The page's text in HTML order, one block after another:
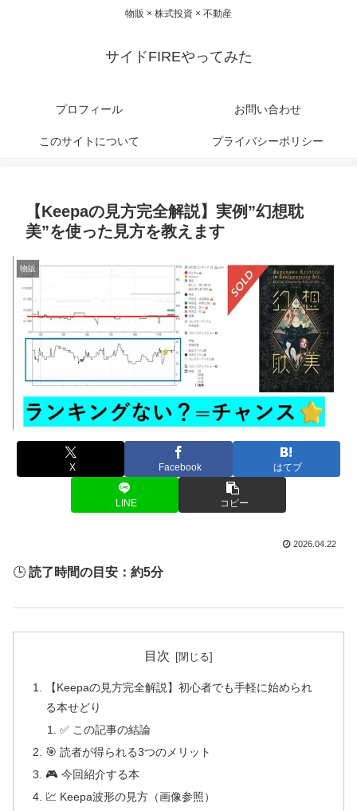
物販 × 株式投資 × 不動産
サイドFIREやってみた
プロフィール お問い合わせ
このサイトについて プライバシーポリシー
【Keepaの見方完全解説】実例”幻想耽
美”を使った見方を教えます
物販
X Facebook はてブ
LINE コピー
2026.04.22
🕒 読了時間の目安：約5分
目次
【Keepaの見方完全解説】初心者でも手軽に始められ
る本せどり
✅ この記事の結論
🎯 読者が得られる3つのメリット
🎮 今回紹介する本
💹 Keepa波形の見方（画像参照）